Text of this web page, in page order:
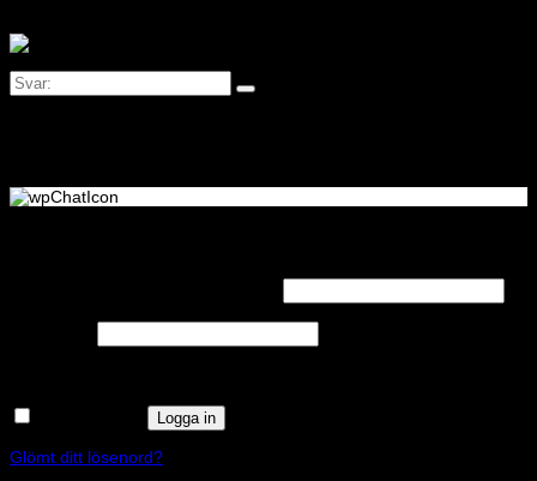
Logga in
Glömt ditt lösenord?